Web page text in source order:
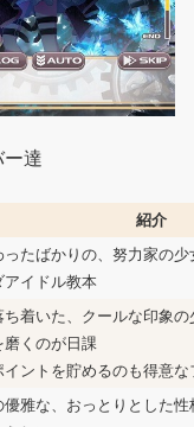
達
紹介
ったばかりの、努力家の少
アイドル教本
着いた、クールな印象の
くのが日課
ントを貯めるのも得意な
優雅な、おっとりとした性